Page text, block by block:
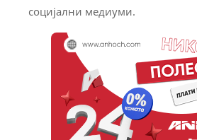
социјални медиуми.